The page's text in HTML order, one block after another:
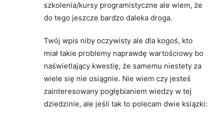
szkolenia/kursy programistyczne ale wiem, że
do tego jeszcze bardzo daleka droga.
Twój wpis niby oczywisty ale dla kogoś, kto
miał takie problemy naprawdę wartościowy bo
naświetlający kwestię, że samemu niestety za
wiele się nie osiągnie. Nie wiem czy jesteś
zainteresowany pogłębianiem wiedzy w tej
dziedzinie, ale jeśli tak to polecam dwie ksiązki: